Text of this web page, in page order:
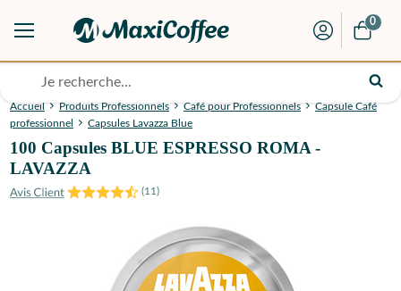
0
Accueil Produits Professionnels Café pour Professionnels
Capsule Café
professionnel
Capsules Lavazza Blue
100 Capsules BLUE ESPRESSO ROMA -
LAVAZZA
(11)